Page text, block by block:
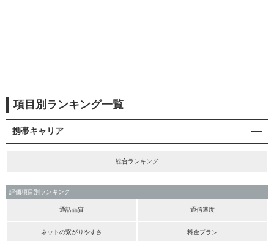
項目別ランキング一覧
携帯キャリア
総合ランキング
評価項目別ランキング
通話品質 通信速度
ネットの繋がりやすさ 料金プラン